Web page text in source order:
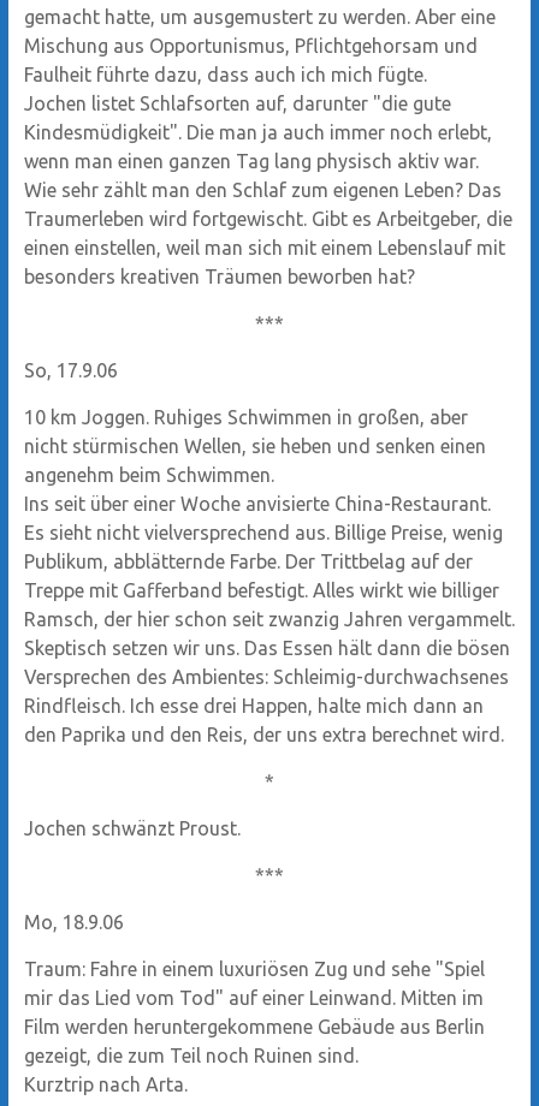
gemacht hatte, um ausgemustert zu werden. Aber eine
Mischung aus Opportunismus, Pflichtgehorsam und
Faulheit führte dazu, dass auch ich mich fügte.
Jochen listet Schlafsorten auf, darunter "die gute
Kindesmüdigkeit". Die man ja auch immer noch erlebt,
wenn man einen ganzen Tag lang physisch aktiv war.
Wie sehr zählt man den Schlaf zum eigenen Leben? Das
Traumerleben wird fortgewischt. Gibt es Arbeitgeber, die
einen einstellen, weil man sich mit einem Lebenslauf mit
besonders kreativen Träumen beworben hat?
***
So, 17.9.06
10 km Joggen. Ruhiges Schwimmen in großen, aber
nicht stürmischen Wellen, sie heben und senken einen
angenehm beim Schwimmen.
Ins seit über einer Woche anvisierte China-Restaurant.
Es sieht nicht vielversprechend aus. Billige Preise, wenig
Publikum, abblätternde Farbe. Der Trittbelag auf der
Treppe mit Gafferband befestigt. Alles wirkt wie billiger
Ramsch, der hier schon seit zwanzig Jahren vergammelt.
Skeptisch setzen wir uns. Das Essen hält dann die bösen
Versprechen des Ambientes: Schleimig-durchwachsenes
Rindfleisch. Ich esse drei Happen, halte mich dann an
den Paprika und den Reis, der uns extra berechnet wird.
*
Jochen schwänzt Proust.
***
Mo, 18.9.06
Traum: Fahre in einem luxuriösen Zug und sehe "Spiel
mir das Lied vom Tod" auf einer Leinwand. Mitten im
Film werden heruntergekommene Gebäude aus Berlin
gezeigt, die zum Teil noch Ruinen sind.
Kurztrip nach Arta.